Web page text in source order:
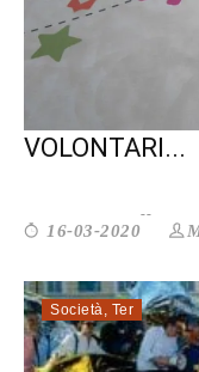
VOLONTARI...
16-03-2020
Società, Ter